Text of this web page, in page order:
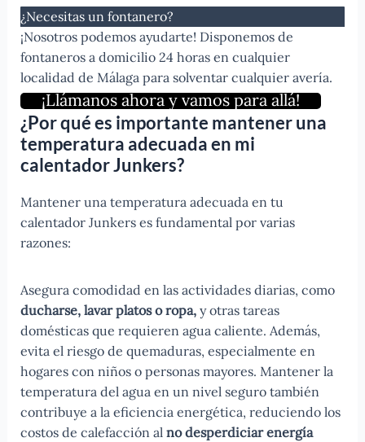
¿Necesitas un fontanero?
¡Nosotros podemos ayudarte! Disponemos de
fontaneros a domicilio 24 horas en cualquier
localidad de Málaga para solventar cualquier avería.
¡Llámanos ahora y vamos para allá!
¿Por qué es importante mantener una
temperatura adecuada en mi
calentador Junkers?
Mantener una temperatura adecuada en tu
calentador Junkers es fundamental por varias
razones:
Asegura comodidad en las actividades diarias, como
ducharse, lavar platos o ropa,y otras tareas
domésticas que requieren agua caliente. Además,
evita el riesgo de quemaduras, especialmente en
hogares con niños o personas mayores. Mantener la
temperatura del agua en un nivel seguro también
contribuye a la eficiencia energética, reduciendo los
costos de calefacción al no desperdiciar energía